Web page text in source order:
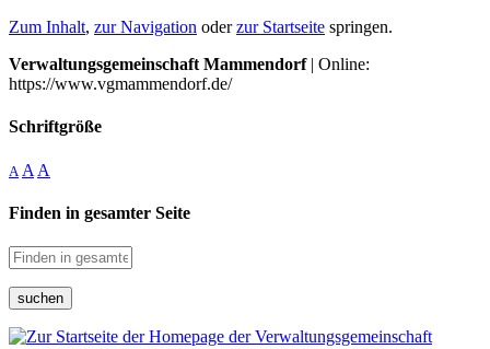
Zum Inhalt, zur Navigation oderzur Startseite springen.
Verwaltungsgemeinschaft Mammendorf| Online:
https://www.vgmammendorf.de/
Schriftgröße
A A A
Finden in gesamter Seite
suchen